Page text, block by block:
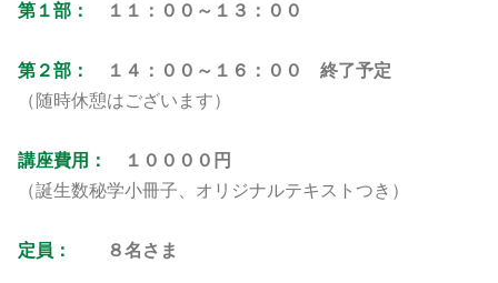
第１部： １１：００～１３：００
第２部：
１４：００～１６：００ 終了予定
（随時休憩はございます）
講座費用：
１００００円
（誕生数秘学小冊子、オリジナルテキストつき）
定員： ８名さま